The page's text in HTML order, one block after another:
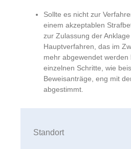
Sollte es nicht zur
einem akzeptablen
zur Zulassung der
Hauptverfahren, das im
mehr abgewendet werden
einzelnen Schritte, wie
Beweisanträge, eng mit
abgestimmt.
Standort